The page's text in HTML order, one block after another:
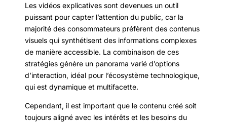
Les vidéos explicatives sont devenues un outil
puissant pour capter l’attention du public, car la
majorité des consommateurs préfèrent des contenus
visuels qui synthétisent des informations complexes
de manière accessible. La combinaison de ces
stratégies génère un panorama varié d’options
d’interaction, idéal pour l’écosystème technologique,
qui est dynamique et multifacette.
Cependant, il est important que le contenu créé soit
toujours aligné avec les intérêts et les besoins du